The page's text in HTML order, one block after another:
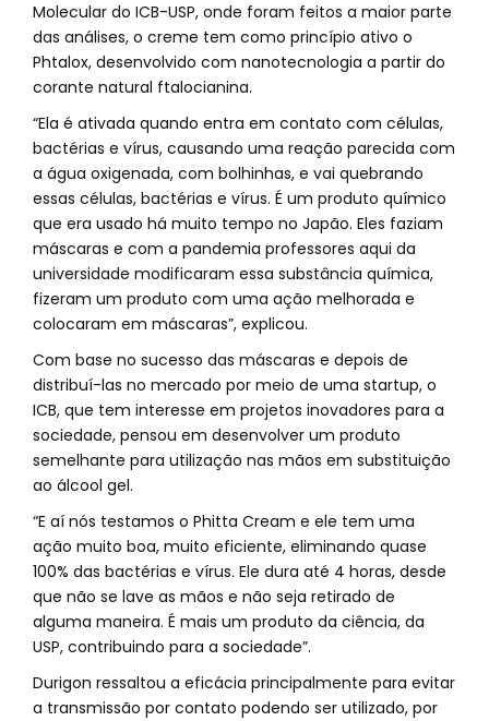
Molecular do ICB-USP, onde foram feitos a maior parte
das análises, o creme tem como princípio ativo o
Phtalox, desenvolvido com nanotecnologia a partir do
corante natural ftalocianina.
“Ela é ativada quando entra em contato com células,
bactérias e vírus, causando uma reação parecida com
a água oxigenada, com bolhinhas, e vai quebrando
essas células, bactérias e vírus. É um produto químico
que era usado há muito tempo no Japão. Eles faziam
máscaras e com a pandemia professores aqui da
universidade modificaram essa substância química,
fizeram um produto com uma ação melhorada e
colocaram em máscaras”, explicou.
Com base no sucesso das máscaras e depois de
distribuí-las no mercado por meio de uma startup, o
ICB, que tem interesse em projetos inovadores para a
sociedade, pensou em desenvolver um produto
semelhante para utilização nas mãos em substituição
ao álcool gel.
“E aí nós testamos o Phitta Cream e ele tem uma
ação muito boa, muito eficiente, eliminando quase
100% das bactérias e vírus. Ele dura até 4 horas, desde
que não se lave as mãos e não seja retirado de
alguma maneira. É mais um produto da ciência, da
USP, contribuindo para a sociedade”.
Durigon ressaltou a eficácia principalmente para evitar
a transmissão por contato podendo ser utilizado, por